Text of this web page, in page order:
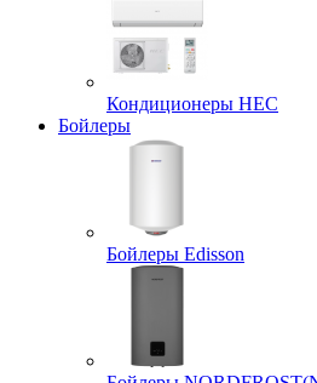
Кондиционеры HEC
Бойлеры
Бойлеры Edisson